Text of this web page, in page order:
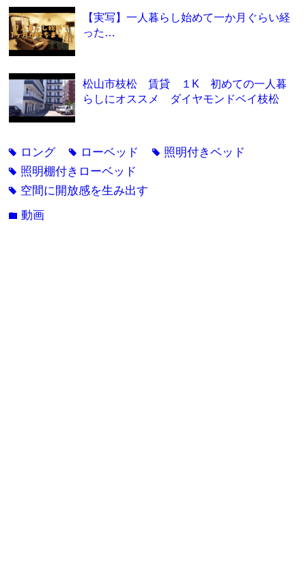
【実写】一人暮らし始めて一か月ぐらい経
った…
松山市枝松 賃貸 １K 初めての一人暮
らしにオススメ ダイヤモンドベイ枝松
tag ロング tag ローベッド tag 照明付きベッド
tag 照明棚付きローベッド
tag 空間に開放感を生み出す
folder動画